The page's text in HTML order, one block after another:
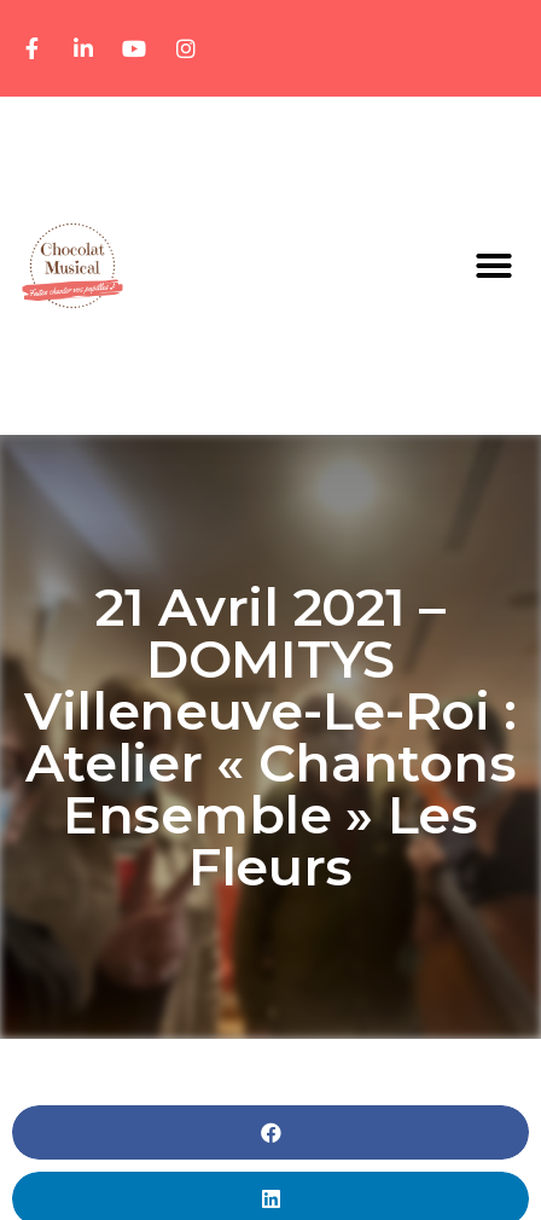
21 Avril 2021 –
DOMITYS
Villeneuve-Le-Roi :
Atelier « Chantons
Ensemble » Les
Fleurs